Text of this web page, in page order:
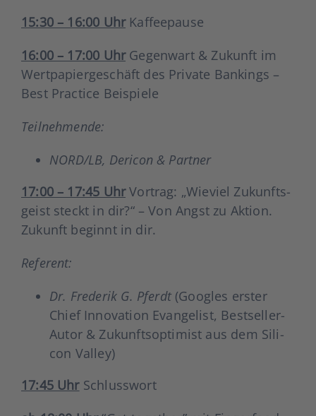
15:30 – 16:00 UhrKaf­fee­pau­se
16:00 – 17:00 UhrGegen­wart & Zukunft im
Wert­pa­pier­ge­schäft des Pri­va­te Ban­kings –
Best Prac­ti­ce Bei­spie­le
Teil­neh­men­de:
NORD/LB, Der­icon & Part­ner
17:00 – 17:45 UhrVor­trag: „Wie­viel Zukunfts­
geist steckt in dir?“ – Von Angst zu Akti­on.
Zukunft beginnt in dir.
Refe­rent:
Dr. Fre­de­rik G. Pferdt(Goo­gles ers­ter
Chief Inno­va­ti­on Evan­ge­list, Best­sel­ler-
Autor & Zukunfts­op­ti­mist aus dem Sili­
con Val­ley)
17:45 UhrSchluss­wort